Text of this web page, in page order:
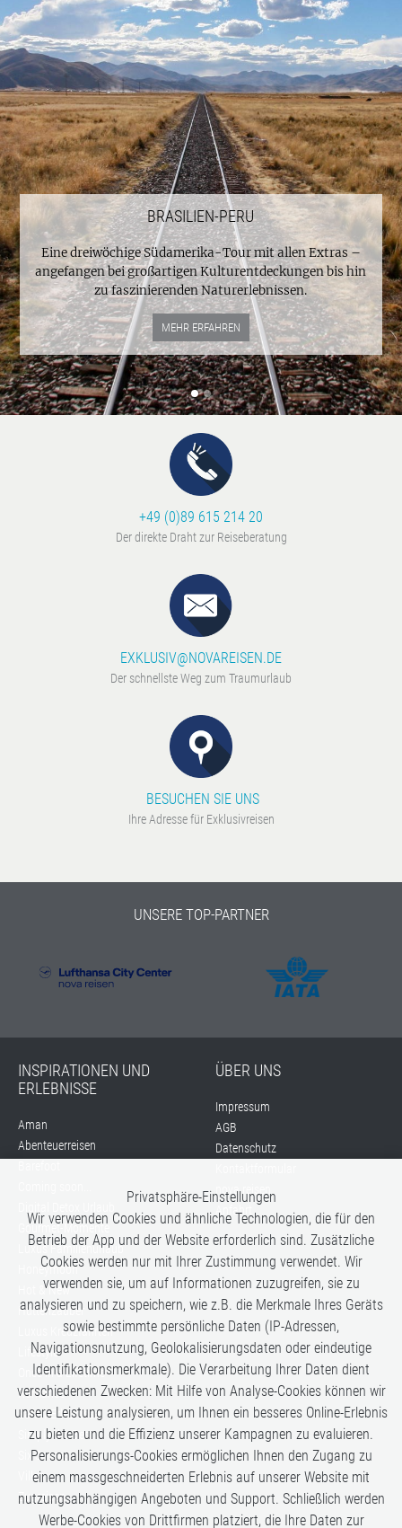
BRASILIEN-PERU
Eine dreiwöchige Südamerika-Tour mit allen Extras –
angefangen bei großartigen Kulturentdeckungen bis hin
zu faszinierenden Naturerlebnissen.
MEHR ERFAHREN
+49 (0)89 615 214 20
Der direkte Draht zur Reiseberatung
EXKLUSIV@NOVAREISEN.DE
Der schnellste Weg zum Traumurlaub
BESUCHEN SIE UNS
Ihre Adresse für Exklusivreisen
UNSERE TOP-PARTNER
INSPIRATIONEN UND
ERLEBNISSE
Aman
Abenteuerreisen
Gourmet-Momente
Luxus Familienurlaub
Honeymoon
Hot & New
Hüttenzauber
Luxus Kreuzfahrten
Lifestyle
Once in a Lifetime
Romance
Safari-Erlebnisse
Simply the Best
Six Senses
Villen
Zugreisen
ÜBER UNS
Impressum
AGB
Datenschutz
nova reisen
Anfahrt
Privatsphäre-Einstellungen
Wir verwenden Cookies und ähnliche Technologien, die für den
Betrieb der App und der Website erforderlich sind. Zusätzliche
Cookies werden nur mit Ihrer Zustimmung verwendet. Wir
verwenden sie, um auf Informationen zuzugreifen, sie zu
analysieren und zu speichern, wie z.B. die Merkmale Ihres Geräts
sowie bestimmte persönliche Daten (IP-Adressen,
Navigationsnutzung, Geolokalisierungsdaten oder eindeutige
Identifikationsmerkmale). Die Verarbeitung Ihrer Daten dient
verschiedenen Zwecken: Mit Hilfe von Analyse-Cookies können wir
unsere Leistung analysieren, um Ihnen ein besseres Online-Erlebnis
zu bieten und die Effizienz unserer Kampagnen zu evaluieren.
Personalisierungs-Cookies ermöglichen Ihnen den Zugang zu
einem massgeschneiderten Erlebnis auf unserer Website mit
nutzungsabhängigen Angeboten und Support. Schließlich werden
Werbe-Cookies von Drittfirmen platziert, die Ihre Daten zur